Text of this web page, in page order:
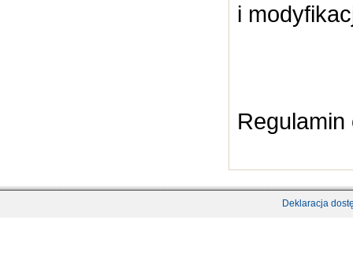
i
Deklaracja